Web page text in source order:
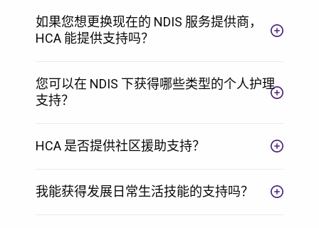
如果您想更换现在的 NDIS 服务提供商，
HCA 能提供支持吗？
您可以在 NDIS 下获得哪些类型的个人护理
支持？
HCA 是否提供社区援助支持？
我能获得发展日常生活技能的支持吗？